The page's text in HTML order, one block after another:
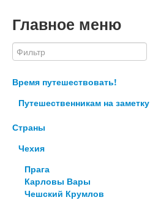
Главное меню
Время путешествовать!
Путешественникам на заметку
Страны
Чехия
Прага
Карловы Вары
Чешский Крумлов